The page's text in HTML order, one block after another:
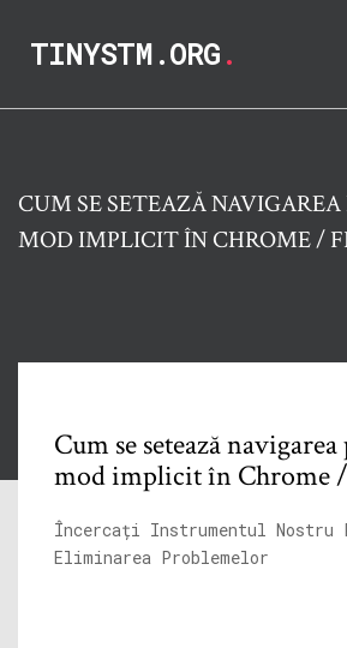
TINYSTM.ORG.
CUM SE SETEAZĂ
MOD IMPLICIT ÎN CHROME /
Cum se setează
mod implicit în Chrome
Încercați Instrumentul Nostru
Eliminarea Problemelor